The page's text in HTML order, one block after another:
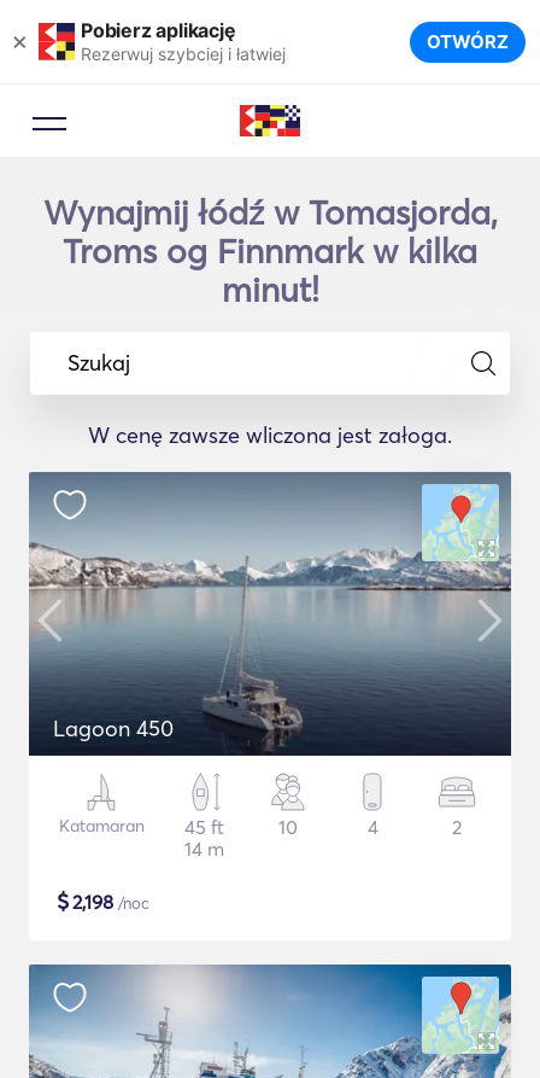
× Pobierz aplikację
Rezerwuj szybciej i łatwiej OTWÓRZ
Wynajmij łódź w Tomasjorda,
Troms og Finnmark w kilka
minut!
Szukaj
W cenę zawsze wliczona jest załoga.
Lagoon 450
Katamaran
45 ft
14 m
10 4 2
$2,198 /noc